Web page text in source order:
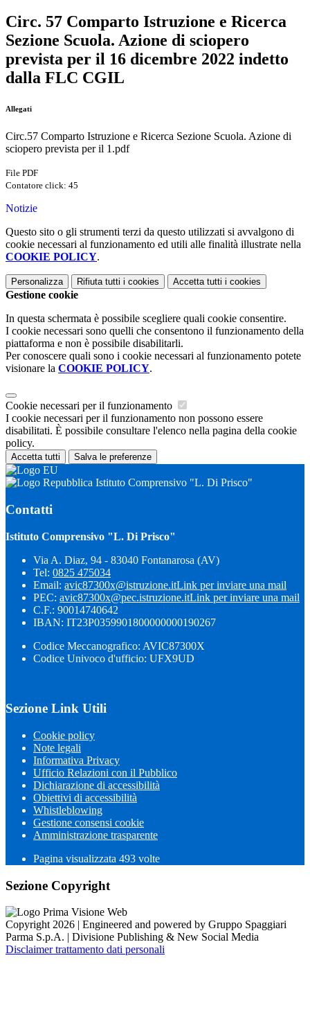
Circ. 57 Comparto Istruzione e Ricerca
Sezione Scuola. Azione di sciopero
prevista per il 16 dicembre 2022 indetto
dalla FLC CGIL
Allegati
Circ.57 Comparto Istruzione e Ricerca Sezione Scuola. Azione di
sciopero prevista per il 1.pdf
File PDF
Contatore click: 45
Notizie
Questo sito o gli strumenti terzi da questo utilizzati si avvalgono di
cookie necessari al funzionamento ed utili alle finalità illustrate nella
COOKIE POLICY.
Personalizza Rifiuta tutti i cookies Accetta tutti i cookies
Gestione cookie
In questa schermata è possibile scegliere quali cookie consentire.
I cookie necessari sono quelli che consentono il funzionamento della
piattaforma e non è possibile disabilitarli.
Per conoscere quali sono i cookie necessari al funzionamento potete
visionare la COOKIE POLICY.
Cookie necessari per il funzionamento
I cookie necessari per il funzionamento non possono essere
disabilitati. È possibile consultare l'elenco nella pagina della cookie
policy.
Accetta tutti Salva le preferenze
Istituto Comprensivo "L. Di Prisco"
Contatti
Istituto Comprensivo "L. Di Prisco"
Via A. Diaz, 94 - 83040 Fontanarosa (AV)
Tel: 0825 475034
Email: avic87300x@istruzione.itLink per inviare una mail
PEC: avic87300x@pec.istruzione.itLink per inviare una mail
C.F.: 90014740642
IBAN: IT23P0359901800000000190267
Codice Meccanografico: AVIC87300X
Codice Univoco d'ufficio: UFX9UD
Sezione Link Utili
Cookie policy
Note legali
Informativa Privacy
Ufficio Relazioni con il Pubblico
Dichiarazione di accessibilità
Obiettivi di accessibilità
Whistleblowing
Gestione consensi cookie
Amministrazione trasparente
Pagina visualizzata 493 volte
Sezione Copyright
Copyright 2026 | Engineered and powered by Gruppo Spaggiari
Parma S.p.A. | Divisione Publishing & New Social Media
Disclaimer trattamento dati personali